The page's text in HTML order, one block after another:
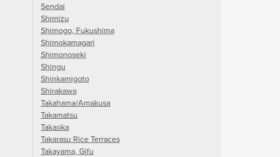
Sendai
Shimizu
Shimogo, Fukushima
Shimokamagari
Shimonoseki
Shingu
Shinkamigoto
Shirakawa
Takahama/Amakusa
Takamatsu
Takaoka
Takarasu Rice Terraces
Takayama, Gifu